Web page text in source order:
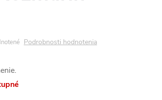
Podrobnosti hodnotenia